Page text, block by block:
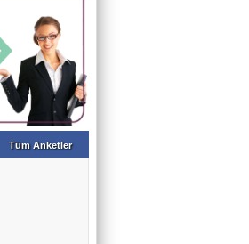
Tüm Anketler